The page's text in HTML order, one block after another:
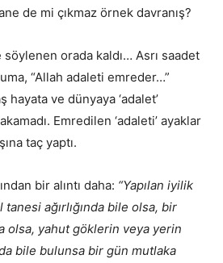
de mi çıkmaz örnek davranış?
söylenen orada kaldı… Asrı saadet
“Allah adaleti emreder…”
hayata ve dünyaya ‘adalet’
Emredilen ‘adaleti’ ayaklar
taç yaptı.
bir alıntı daha: “Yapılan iyilik
ağırlığında bile olsa, bir
olsa, yahut göklerin veya yerin
bile bulunsa bir gün mutlaka